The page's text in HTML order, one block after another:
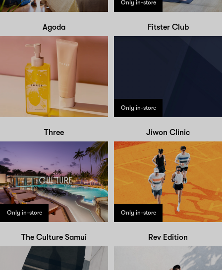
Agoda
Only in-store
Fitster Club
Three
Only in-store
Jiwon Clinic
Only in-store
The Culture Samui
Only in-store
Rev Edition